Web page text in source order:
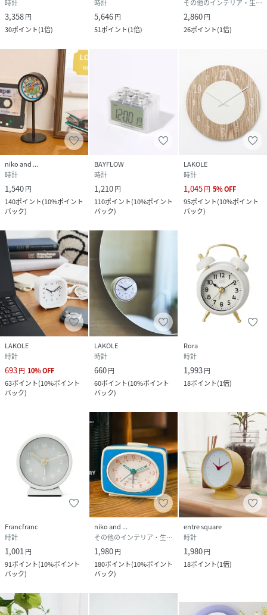
時計
3,358円
30ポイント(1倍)
時計
5,646円
51ポイント(1倍)
その他のインテリア・生活雑貨
2,860円
26ポイント(1倍)
niko and ...
時計
1,540円
140ポイント(10%ポイント
バック)
BAYFLOW
時計
1,210円
110ポイント(10%ポイント
バック)
LAKOLE
時計
1,045円 5%OFF
95ポイント(10%ポイント
バック)
LAKOLE
時計
693円 10%OFF
63ポイント(10%ポイント
バック)
LAKOLE
時計
660円
60ポイント(10%ポイント
バック)
Rora
時計
1,993円
18ポイント(1倍)
Francfranc
時計
1,001円
91ポイント(10%ポイント
バック)
niko and ...
その他のインテリア・生活雑貨
1,980円
180ポイント(10%ポイント
バック)
entre square
時計
1,980円
18ポイント(1倍)